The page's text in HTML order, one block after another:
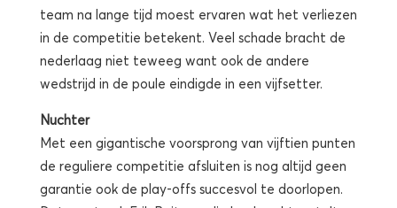
team na lange tijd moest ervaren wat het verliezen
in de competitie betekent. Veel schade bracht de
nederlaag niet teweeg want ook de andere
wedstrijd in de poule eindigde in een vijfsetter.
Nuchter
Met een gigantische voorsprong van vijftien punten
de reguliere competitie afsluiten is nog altijd geen
garantie ook de play-offs succesvol te doorlopen.